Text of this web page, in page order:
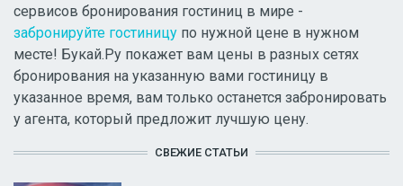
сервисов бронирования гостиниц в мире -
забронируйте гостиницу по нужной цене в нужном
месте! Букай.Ру покажет вам цены в разных сетях
бронирования на указанную вами гостиницу в
указанное время, вам только останется забронировать
у агента, который предложит лучшую цену.
СВЕЖИЕ СТАТЬИ